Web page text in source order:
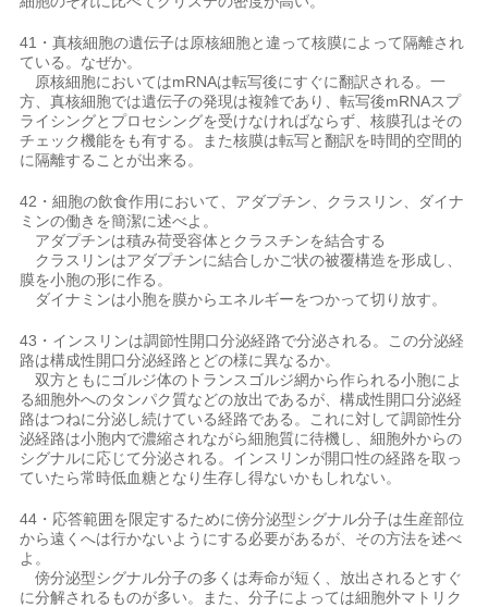
41・真核細胞の遺伝子は原核細胞と違って核膜によって隔離され
ている。なぜか。
原核細胞においてはmRNAは転写後にすぐに翻訳される。一
方、真核細胞では遺伝子の発現は複雑であり、転写後mRNAスプ
ライシングとプロセシングを受けなければならず、核膜孔はその
チェック機能をも有する。また核膜は転写と翻訳を時間的空間的
に隔離することが出来る。
42・細胞の飲食作用において、アダプチン、クラスリン、ダイナ
ミンの働きを簡潔に述べよ。
アダプチンは積み荷受容体とクラスチンを結合する
クラスリンはアダプチンに結合しかご状の被覆構造を形成し、
膜を小胞の形に作る。
ダイナミンは小胞を膜からエネルギーをつかって切り放す。
43・インスリンは調節性開口分泌経路で分泌される。この分泌経
路は構成性開口分泌経路とどの様に異なるか。
双方ともにゴルジ体のトランスゴルジ網から作られる小胞によ
る細胞外へのタンパク質などの放出であるが、構成性開口分泌経
路はつねに分泌し続けている経路である。これに対して調節性分
泌経路は小胞内で濃縮されながら細胞質に待機し、細胞外からの
シグナルに応じて分泌される。インスリンが開口性の経路を取っ
ていたら常時低血糖となり生存し得ないかもしれない。
44・応答範囲を限定するために傍分泌型シグナル分子は生産部位
から遠くへは行かないようにする必要があるが、その方法を述べ
よ。
傍分泌型シグナル分子の多くは寿命が短く、放出されるとすぐ
に分解されるものが多い。また、分子によっては細胞外マトリク